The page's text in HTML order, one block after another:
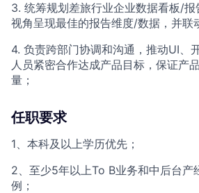
3. 统筹规划差旅行业企业数据看板/
视角呈现最佳的报告维度/数据，并联
4. 负责跨部门协调和沟通，推动UI、
人员紧密合作达成产品目标，保证产
量；
任职要求
1、本科及以上学历优先；
2、至少5年以上To B业务和中后台产
例；